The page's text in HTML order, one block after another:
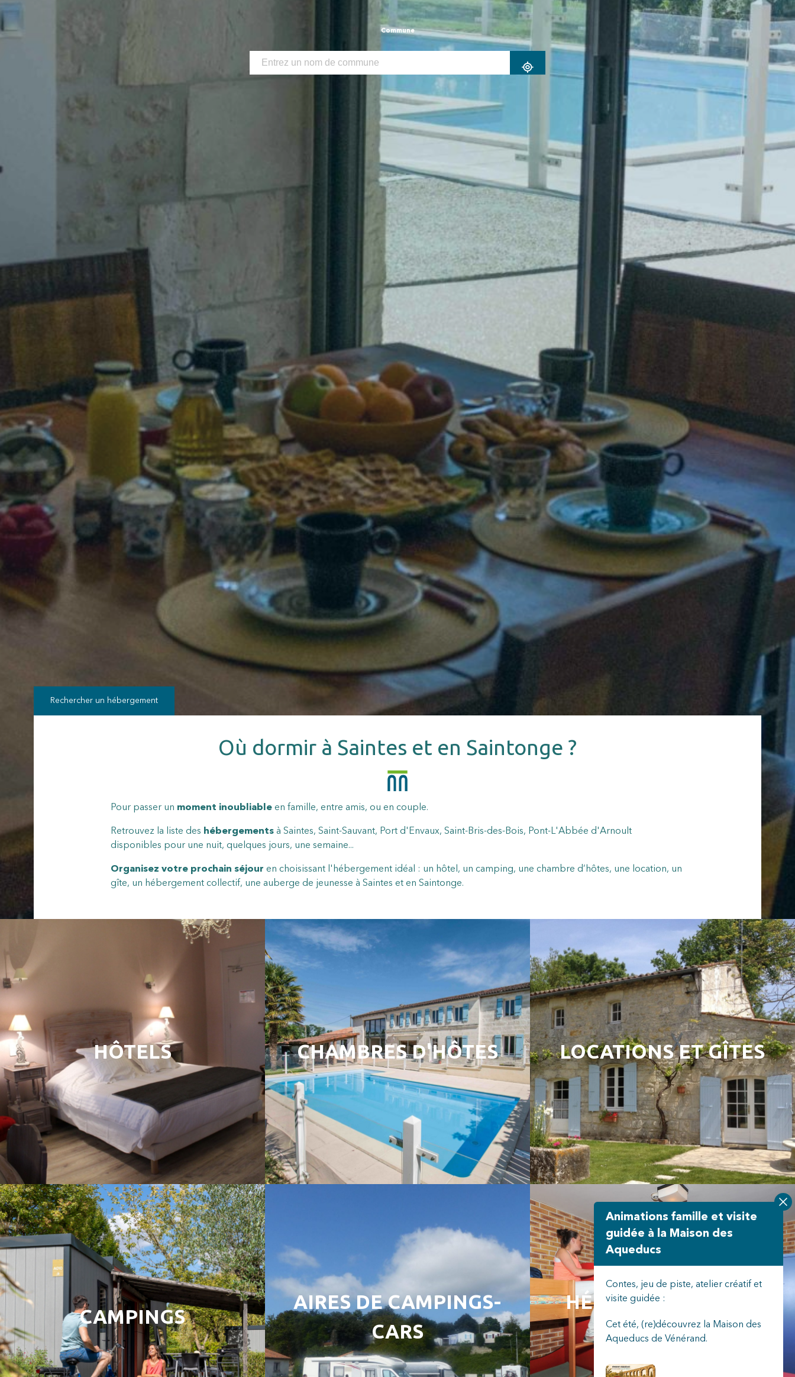
Animations famille et visite
guidée à la Maison des
Aqueducs
Contes, jeu de piste, atelier créatif et
visite guidée :
Cet été, (re)découvrez la Maison des
Aqueducs de Vénérand.
Commune
Rechercher un hébergement
Où dormir à Saintes et en Saintonge ?
Pour passer un moment inoubliable en famille, entre amis, ou en couple.
Retrouvez la liste des hébergements à Saintes, Saint-Sauvant, Port d'Envaux, Saint-Bris-des-Bois, Pont-L'Abbée d'Arnoult
disponibles pour une nuit, quelques jours, une semaine...
Organisez votre prochain séjour en choisissant l'hébergement idéal : un hôtel, un camping, une chambre d’hôtes, une location, un
gîte, un hébergement collectif, une auberge de jeunesse à Saintes et en Saintonge.
HÔTELS CHAMBRES D'HÔTES LOCATIONS ET GÎTES
CAMPINGS
AIRES DE CAMPINGS-
CARS
HÉBERGEMENTS DE
GROUPE